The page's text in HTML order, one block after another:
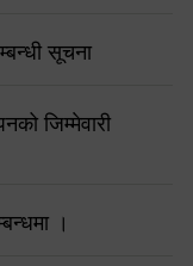
सूचना
जिम्मेवारी
।